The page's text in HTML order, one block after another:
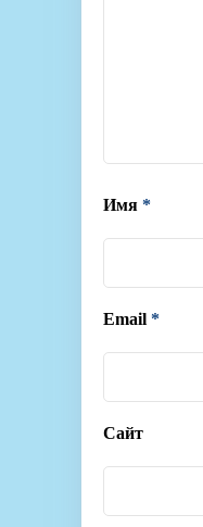
Имя *
Email *
Сайт